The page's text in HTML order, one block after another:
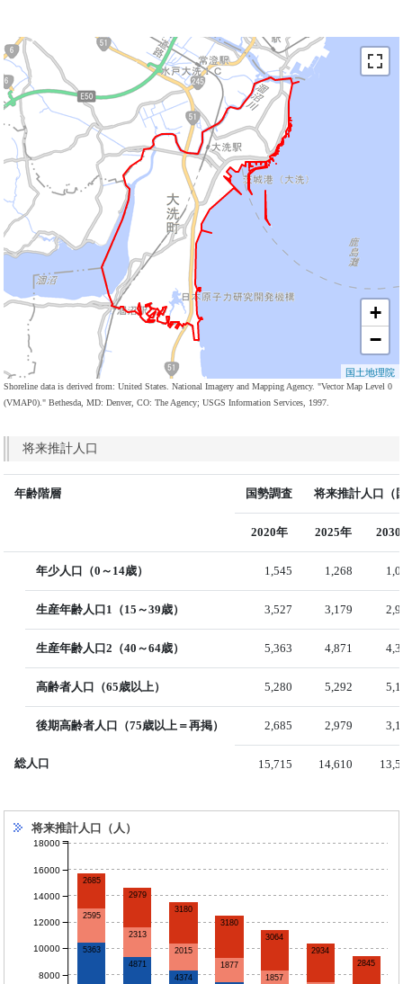
+
−
国土地理院
Shoreline data is derived from: United States. National Imagery and Mapping Agency. "Vector Map Level 0
(VMAP0)." Bethesda, MD: Denver, CO: The Agency; USGS Information Services, 1997.
将来推計人口
年齢階層 国勢調査 将来推計人口（
2020年 2025年
年少人口（0～14歳） 1,545 1,268
生産年齢人口1（15～39歳） 3,527 3,179
生産年齢人口2（40～64歳） 5,363 4,871
高齢者人口（65歳以上） 5,280 5,292
後期高齢者人口（75歳以上＝再掲） 2,685 2,979
総人口 15,715 14,610
将来推計人口（人）
5363
4871
4374
2595
2313
2015
1877
1857
2685
2979
3180
3180
3064
2934
2845
8000
10000
12000
14000
16000
18000